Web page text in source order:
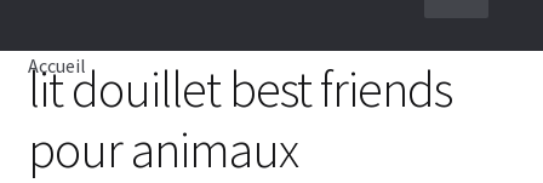
AVEC REBORD
RECTANGLE
Accueil
lit douillet best friends
pour animaux